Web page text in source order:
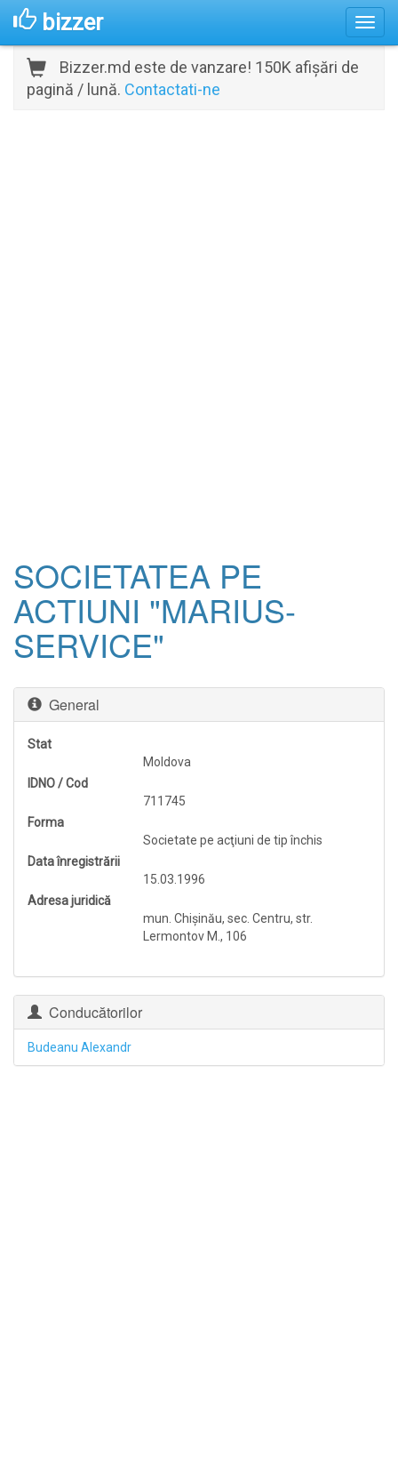
bizzer
Bizzer.md este de vanzare! 150K afișări de
pagină / lună. Contactati-ne
SOCIETATEA PE
ACTIUNI "MARIUS-
SERVICE"
General
Stat
Moldova
IDNO / Cod
711745
Forma
Societate pe acţiuni de tip închis
Data înregistrării
15.03.1996
Adresa juridică
mun. Chişinău, sec. Centru, str.
Lermontov M., 106
Conducătorilor
Budeanu Alexandr